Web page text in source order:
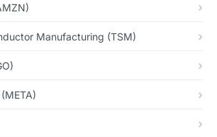
Manufacturing (TSM)